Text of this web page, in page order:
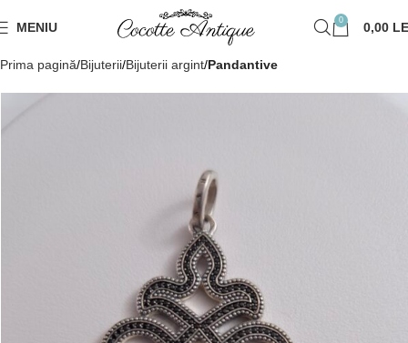
MENIU 0 0,00
Prima pagină Bijuterii Bijuterii argint Pandantive